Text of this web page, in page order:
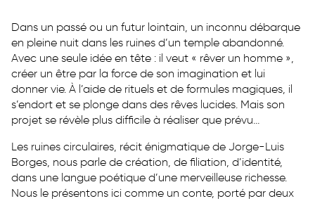
Dans un passé ou un futur lointain, un inconnu débarque
en pleine nuit dans les ruines d’un temple abandonné.
Avec une seule idée en tête : il veut « rêver un homme »,
créer un être par la force de son imagination et lui
donner vie. À l’aide de rituels et de formules magiques, il
s’endort et se plonge dans des rêves lucides. Mais son
projet se révèle plus difficile à réaliser que prévu…
Les ruines circulaires, récit énigmatique de Jorge-Luis
Borges, nous parle de création, de filiation, d’identité,
dans une langue poétique d’une merveilleuse richesse.
Nous le présentons ici comme un conte, porté par deux